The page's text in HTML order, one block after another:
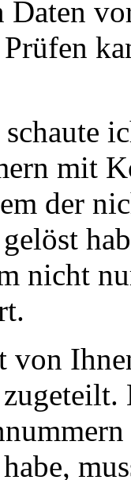
Daten
mit
der
nicht
habe,